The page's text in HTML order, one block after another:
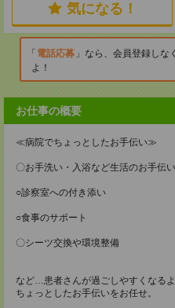
気になる！
電話応募
なら、会員登録しな
よ！
お仕事の概要
≪病院でちょっとしたお手伝い≫
〇お手洗い・入浴など生活のお手伝い
○診察室への付き添い
○食事のサポート
〇シーツ交換や環境整備
など…患者さんが過ごしやすくなる
ちょっとしたお手伝いをお任せ。